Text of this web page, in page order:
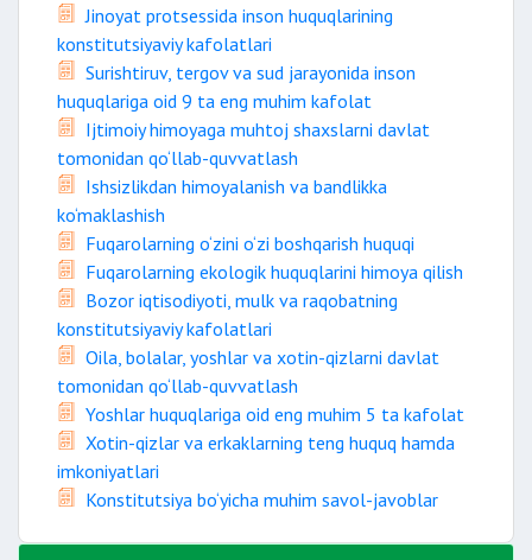
Jinoyat protsessida inson huquqlarining
konstitutsiyaviy kafolatlari
Surishtiruv, tergov va sud jarayonida inson
huquqlariga oid 9 ta eng muhim kafolat
Ijtimoiy himoyaga muhtoj shaxslarni davlat
tomonidan qo‘llab-quvvatlash
Ishsizlikdan himoyalanish va bandlikka
ko‘maklashish
Fuqarolarning o‘zini o‘zi boshqarish huquqi
Fuqarolarning ekologik huquqlarini himoya qilish
Bozor iqtisodiyoti, mulk va raqobatning
konstitutsiyaviy kafolatlari
Oila, bolalar, yoshlar va xotin-qizlarni davlat
tomonidan qo‘llab-quvvatlash
Yoshlar huquqlariga oid eng muhim 5 ta kafolat
Xotin-qizlar va erkaklarning teng huquq hamda
imkoniyatlari
Konstitutsiya bo‘yicha muhim savol-javoblar